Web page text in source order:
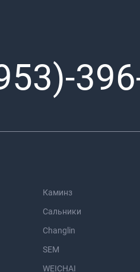
Каминз
Сальники
Changlin
SEM
WEICHAI